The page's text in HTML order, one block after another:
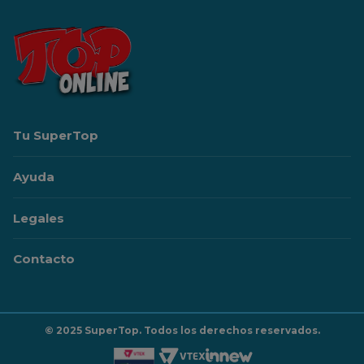
Tu SuperTop
Ayuda
Legales
Contacto
© 2025 SuperTop. Todos los derechos reservados.